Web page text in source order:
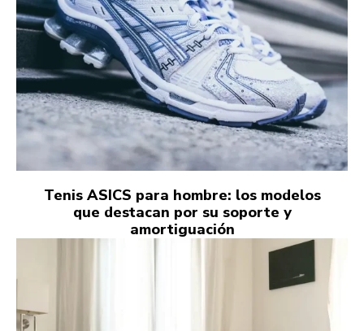
Tenis ASICS para hombre: los modelos
que destacan por su soporte y
amortiguación